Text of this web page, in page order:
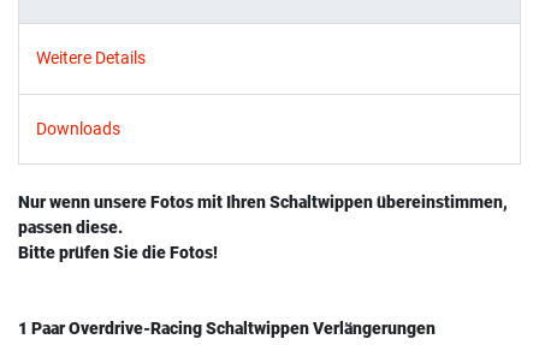
Weitere Details
Downloads
Nur wenn unsere Fotos mit Ihren Schaltwippen übereinstimmen,
passen diese.
Bitte prüfen Sie die Fotos!
1 Paar Overdrive-Racing Schaltwippen Verlängerungen